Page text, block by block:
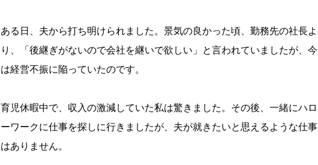
ある日、夫から打ち明けられました。景気の良かった頃、勤務先の社長よ
り、「後継ぎがないので会社を継いで欲しい」と言われていましたが、今
は経営不振に陥っていたのです。
育児休暇中で、収入の激減していた私は驚きました。その後、一緒にハロ
ーワークに仕事を探しに行きましたが、夫が就きたいと思えるような仕事
はありません。